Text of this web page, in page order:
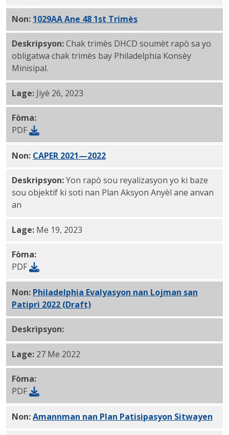
Non: 1029AA Ane 48 1st TrimèsRev PDF
Deskripsyon:Chak trimès DHCD soumèt rapò sa yo
obligatwa chak trimès bay Philadelphia Konsèy
Minisipal.
Lage: Jiyè 26, 2023
Fòma:
PDF
Non: CAPER 2021—2022PDF
Deskripsyon:Yon rapò sou reyalizasyon yo ki baze
sou objektif ki soti nan Plan Aksyon Anyèl ane anvan
an
Lage: Me 19, 2023
Fòma:
PDF
Non: Philadelphia Evalyasyon nan Lojman san
Patipri 2022 (Draft)PDF
Deskripsyon:
Lage: 27 Me 2022
Fòma:
PDF
Non:Amannman nan Plan Patisipasyon Sitwayen